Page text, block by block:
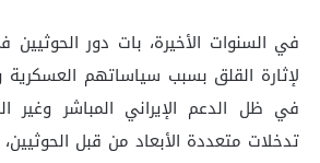
في السنوات الأخيرة، بات دور الحوثيين
لإثارة القلق بسبب سياساتهم العسكرية
في ظل الدعم الإيراني المباشر وغير
تدخلات متعددة الأبعاد من قبل